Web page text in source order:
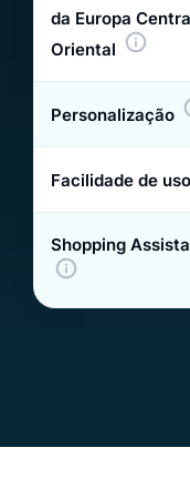
da Europa
Oriental
Personalização
Facilidade de uso
Shopping